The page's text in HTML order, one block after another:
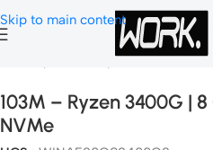
Skip to main content
Pc Gamer Fix
103M – Ryzen 3400G |
NVMe